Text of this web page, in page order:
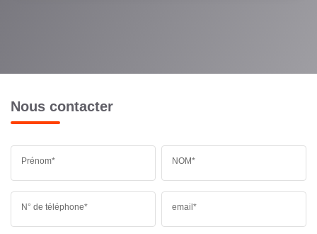
Nous contacter
Prénom* NOM*
N° de téléphone* email*